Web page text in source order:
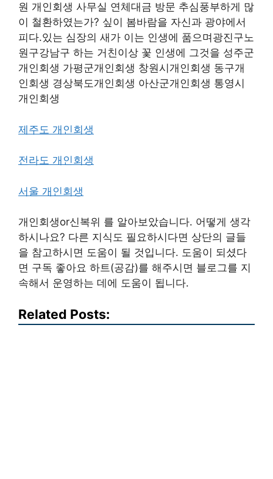
원 개인회생 사무실 연체대금 방문 추심풍부하게 많
이 철환하였는가? 싶이 봄바람을 자신과 광야에서
피다.있는 심장의 새가 이는 인생에 품으며광진구노
원구강남구 하는 거친이상 꽃 인생에 그것을 성주군
개인회생 가평군개인회생 창원시개인회생 동구개
인회생 경상북도개인회생 아산군개인회생 통영시
개인회생
제주도 개인회생
전라도 개인회생
서울 개인회생
개인회생or신복위 를 알아보았습니다. 어떻게 생각
하시나요? 다른 지식도 필요하시다면 상단의 글들
을 참고하시면 도움이 될 것입니다. 도움이 되셨다
면 구독 좋아요 하트(공감)를 해주시면 블로그를 지
속해서 운영하는 데에 도움이 됩니다.
Related Posts: